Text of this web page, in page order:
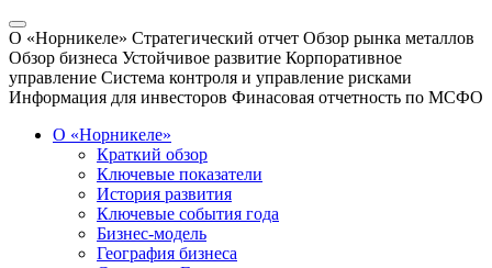
О «Норникеле» Стратегический отчет Обзор рынка металлов
Обзор бизнеса Устойчивое развитие Корпоративное
управление Система контроля и управление рисками
Информация для инвесторов Финасовая отчетность по МСФО
О «Норникеле»
Краткий обзор
Ключевые показатели
История развития
Ключевые события года
Бизнес-модель
География бизнеса